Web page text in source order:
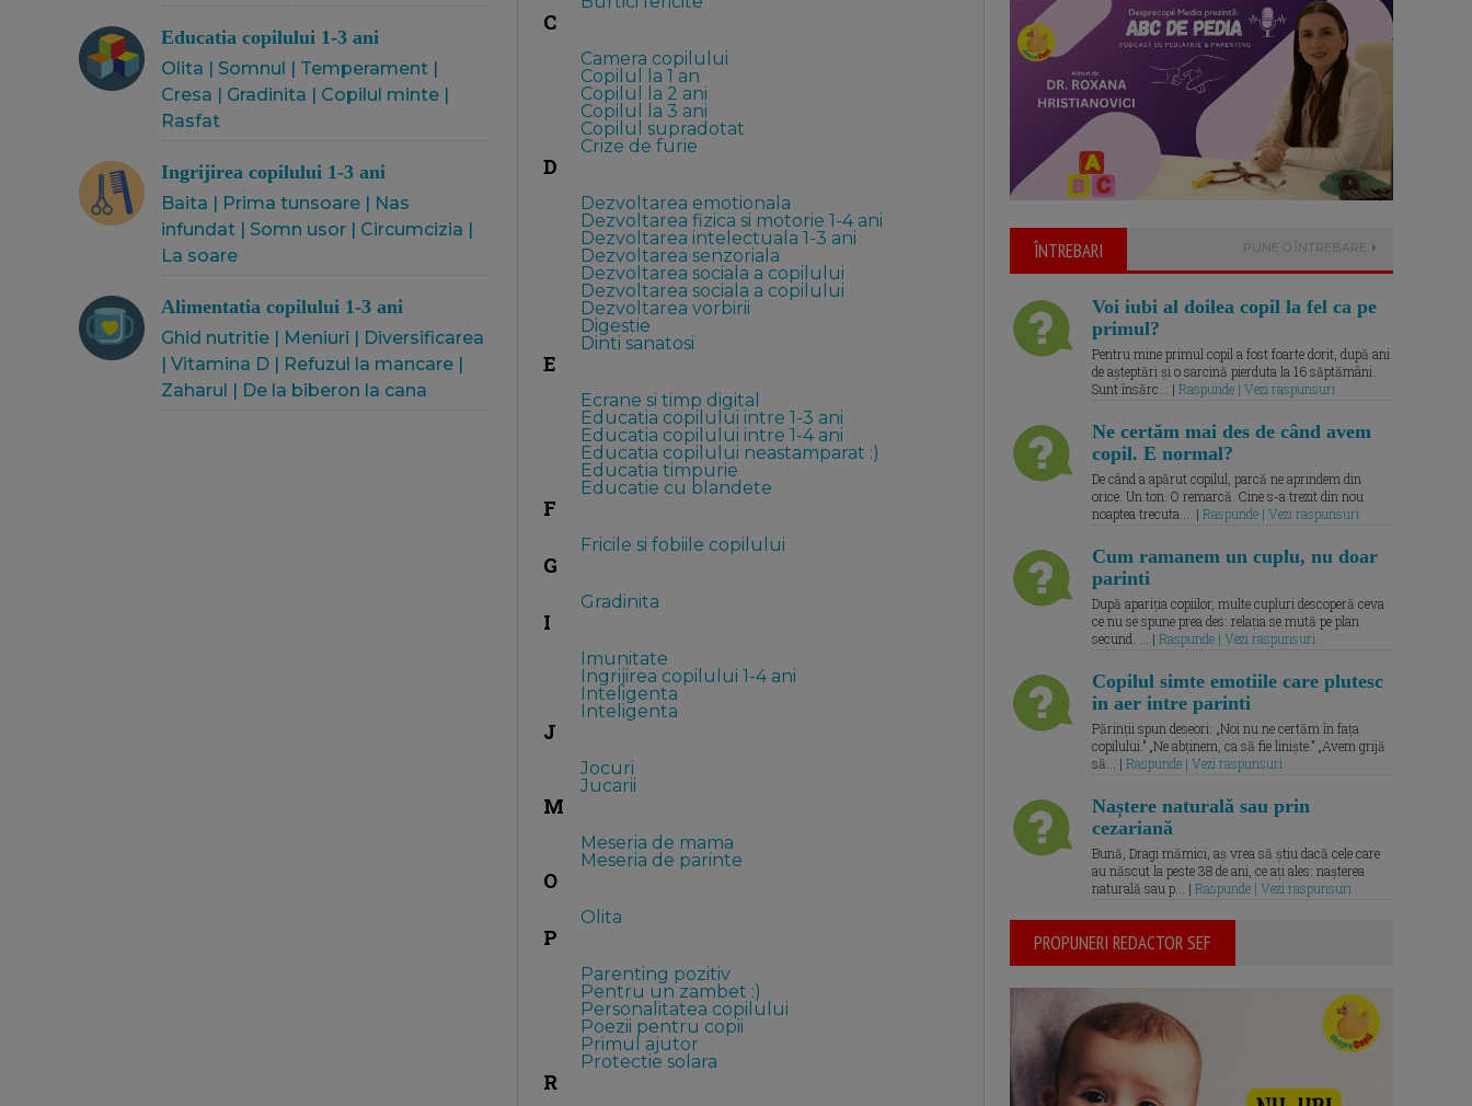
Educatia copilului 1-3 ani
Olita | Somnul | Temperament |
Cresa | Gradinita | Copilul minte |
Rasfat
Ingrijirea copilului 1-3 ani
Baita | Prima tunsoare | Nas
infundat | Somn usor | Circumcizia |
La soare
Alimentatia copilului 1-3 ani
Ghid nutritie | Meniuri | Diversificarea
| Vitamina D | Refuzul la mancare |
Zaharul | De la biberon la cana
C
Camera copilului
Copilul la 1 an
Copilul la 2 ani
Copilul la 3 ani
Copilul supradotat
Crize de furie
D
Dezvoltarea emotionala
Dezvoltarea fizica si motorie 1-4 ani
Dezvoltarea intelectuala 1-3 ani
Dezvoltarea senzoriala
Dezvoltarea sociala a copilului
Dezvoltarea sociala a copilului
Dezvoltarea vorbirii
Digestie
Dinti sanatosi
E
Ecrane si timp digital
Educatia copilului intre 1-3 ani
Educatia copilului intre 1-4 ani
Educatia copilului neastamparat :)
Educatia timpurie
Educatie cu blandete
F
Fricile si fobiile copilului
G
Gradinita
I
Imunitate
Ingrijirea copilului 1-4 ani
Inteligenta
Inteligenta
J
Jocuri
Jucarii
M
Meseria de mama
Meseria de parinte
O
Olita
P
Parenting pozitiv
Pentru un zambet :)
Personalitatea copilului
Poezii pentru copii
Primul ajutor
Protectie solara
R
ÎNTREBARI PUNE O ÎNTREBARE
Voi iubi al doilea copil la fel ca pe
primul?
Pentru mine primul copil a fost foarte dorit, după ani
de așteptări și o sarcină pierduta la 16 săptămâni.
Sunt însărc... | Raspunde | Vezi raspunsuri
Ne certăm mai des de când avem
copil. E normal?
De când a apărut copilul, parcă ne aprindem din
orice. Un ton. O remarcă. Cine s-a trezit din nou
noaptea trecuta.... | Raspunde | Vezi raspunsuri
Cum ramanem un cuplu, nu doar
parinti
După apariția copiilor, multe cupluri descoperă ceva
ce nu se spune prea des: relația se mută pe plan
secund. ... | Raspunde | Vezi raspunsuri
Copilul simte emotiile care plutesc
in aer intre parinti
Părinții spun deseori: „Noi nu ne certăm în fața
copilului.” „Ne abținem, ca să fie liniște.” „Avem grijă
să... | Raspunde | Vezi raspunsuri
Naștere naturală sau prin
cezariană
Bună, Dragi mămici, aș vrea să știu dacă cele care
au născut la peste 38 de ani, ce ați ales: nașterea
naturală sau p... | Raspunde | Vezi raspunsuri
PROPUNERI REDACTOR SEF